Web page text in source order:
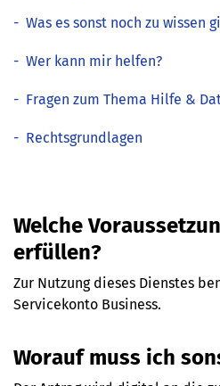
- Was es sonst noch zu wissen
- Wer kann mir helfen?
- Fragen zum Thema Hilfe &
- Rechtsgrundlagen
Welche
erfüllen?
Zur Nutzung dieses Dienstes
Servicekonto Business.
Worauf muss ich